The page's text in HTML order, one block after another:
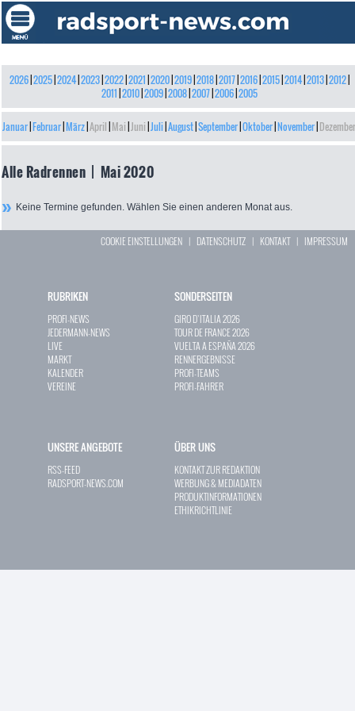
2026| 2025| 2024| 2023| 2022| 2021 2020| 2019| 2018| 2017| 2016| 2015| 2014| 2013| 2012|
2011 2010| 2009| 2008| 2007| 2006| 2005
Januar Februar März April Mai Juni Juli August September Oktober November Dezember
Alle Radrennen | Mai 2020
Keine Termine gefunden. Wählen Sie einen anderen Monat aus.
COOKIE EINSTELLUNGEN | DATENSCHUTZ | KONTAKT| IMPRESSUM
RUBRIKEN
PROFI-NEWS
JEDERMANN-NEWS
LIVE
MARKT
KALENDER
VEREINE
SONDERSEITEN
GIRO D`ITALIA 2026
TOUR DE FRANCE 2026
VUELTA A ESPAÑA 2026
RENNERGEBNISSE
PROFI-TEAMS
PROFI-FAHRER
UNSERE ANGEBOTE
RSS-FEED
RADSPORT-NEWS.COM
ÜBER UNS
KONTAKT ZUR REDAKTION
WERBUNG & MEDIADATEN
PRODUKTINFORMATIONEN
ETHIKRICHTLINIE